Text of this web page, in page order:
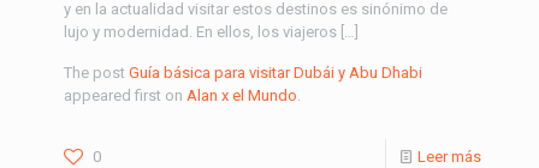
y en la actualidad visitar estos destinos es sinónimo de
lujo y modernidad. En ellos, los viajeros […]
The post Guía básica para visitar Dubái y Abu Dhabi
appeared first on Alan x el Mundo.
0 Leer más